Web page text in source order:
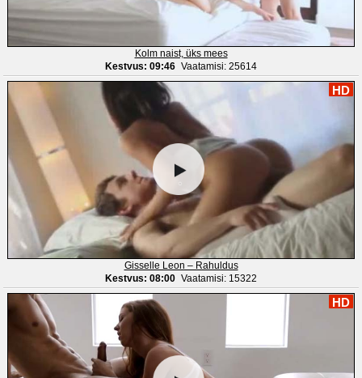
Kolm naist, üks mees
Kestvus: 09:46 Vaatamisi: 25614
HD
Gisselle Leon – Rahuldus
Kestvus: 08:00 Vaatamisi: 15322
HD